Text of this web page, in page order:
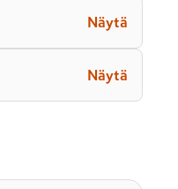
Näytä
Näytä